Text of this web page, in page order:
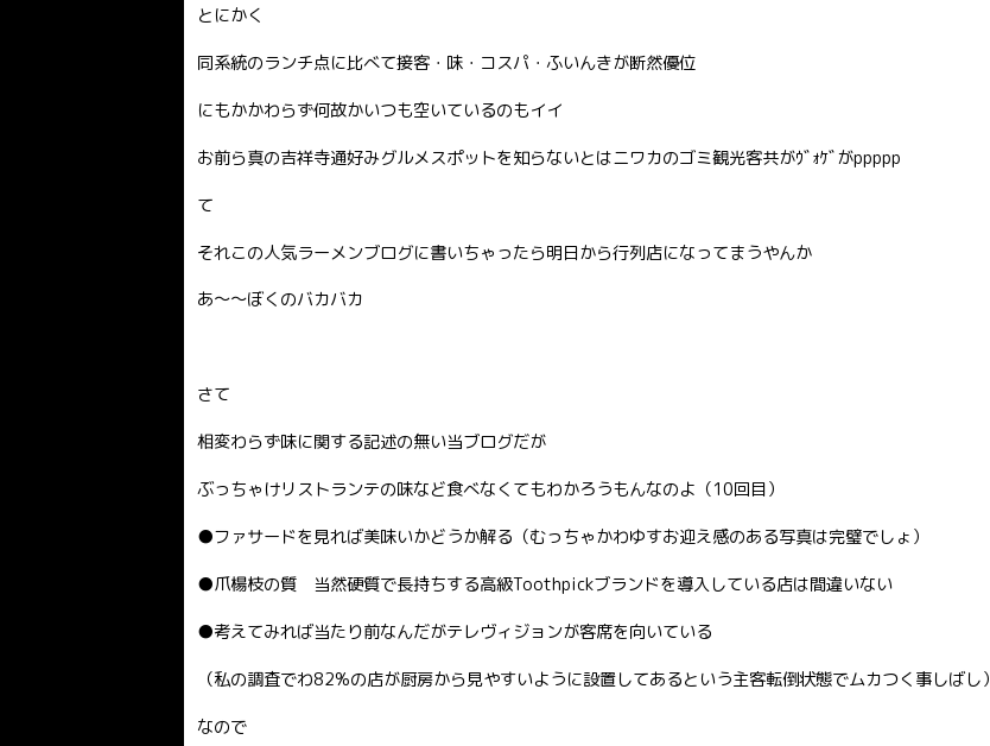
とにかく
同系統のランチ点に比べて接客・味・コスパ・ふいんきが断然優位
にもかかわらず何故かいつも空いているのもイイ
お前ら真の吉祥寺通好みグルメスポットを知らないとはニワカのゴミ観光客共がｳﾞｫｹﾞがppppp
て
それこの人気ラーメンブログに書いちゃったら明日から行列店になってまうやんか
あ〜〜ぼくのバカバカ
さて
相変わらず味に関する記述の無い当ブログだが
ぶっちゃけリストランテの味など食べなくてもわかろうもんなのよ（10回目）
●ファサードを見れば美味いかどうか解る（むっちゃかわゆすお迎え感のある写真は完璧でしょ）
●爪楊枝の質 当然硬質で長持ちする高級Toothpickブランドを導入している店は間違いない
●考えてみれば当たり前なんだがテレヴィジョンが客席を向いている
（私の調査でわ82%の店が厨房から見やすいように設置してあるという主客転倒状態でムカつく事しばし）
なので